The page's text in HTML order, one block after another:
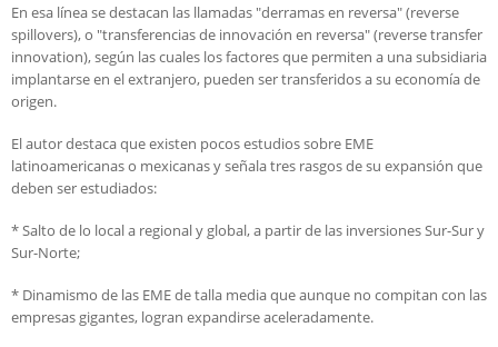
En esa línea se destacan las llamadas "derramas en reversa" (reverse
spillovers), o "transferencias de innovación en reversa" (reverse transfer
innovation), según las cuales los factores que permiten a una subsidiaria
implantarse en el extranjero, pueden ser transferidos a su economía de
origen.
El autor destaca que existen pocos estudios sobre EME
latinoamericanas o mexicanas y señala tres rasgos de su expansión que
deben ser estudiados:
* Salto de lo local a regional y global, a partir de las inversiones Sur-Sur y
Sur-Norte;
* Dinamismo de las EME de talla media que aunque no compitan con las
empresas gigantes, logran expandirse aceleradamente.